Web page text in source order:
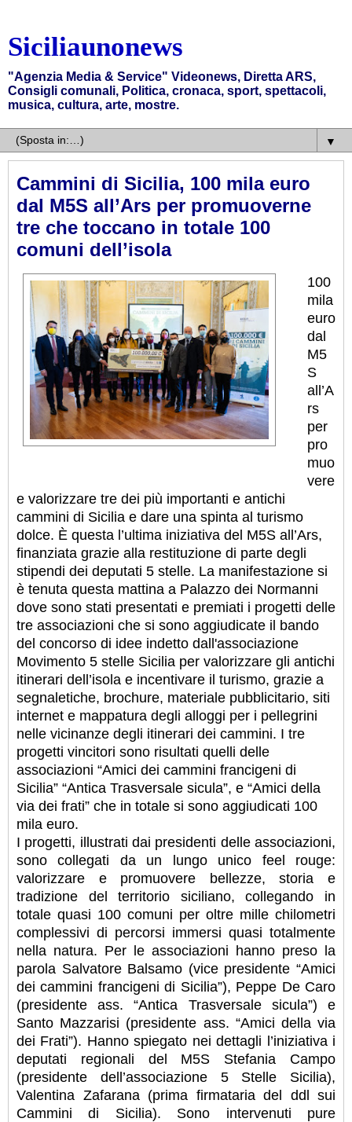
Siciliaunonews
"Agenzia Media & Service" Videonews, Diretta ARS,
Consigli comunali, Politica, cronaca, sport, spettacoli,
musica, cultura, arte, mostre.
▼
Cammini di Sicilia, 100 mila euro
dal M5S all’Ars per promuoverne
tre che toccano in totale 100
comuni dell’isola
100
mila
euro
dal
M5
S
all’A
rs
per
pro
muo
vere
e valorizzare tre dei più importanti e antichi
cammini di Sicilia e dare una spinta al turismo
dolce. È questa l’ultima iniziativa del M5S all’Ars,
finanziata grazie alla restituzione di parte degli
stipendi dei deputati 5 stelle. La manifestazione si
è tenuta questa mattina a Palazzo dei Normanni
dove sono stati presentati e premiati i progetti delle
tre associazioni che si sono aggiudicate il bando
del concorso di idee indetto dall'associazione
Movimento 5 stelle Sicilia per valorizzare gli antichi
itinerari dell’isola e incentivare il turismo, grazie a
segnaletiche, brochure, materiale pubblicitario, siti
internet e mappatura degli alloggi per i pellegrini
nelle vicinanze degli itinerari dei cammini. I tre
progetti vincitori sono risultati quelli delle
associazioni “Amici dei cammini francigeni di
Sicilia” “Antica Trasversale sicula”, e “Amici della
via dei frati” che in totale si sono aggiudicati 100
mila euro.
I progetti, illustrati dai presidenti delle associazioni,
sono collegati da un lungo unico feel rouge:
valorizzare e promuovere bellezze, storia e
tradizione del territorio siciliano, collegando in
totale quasi 100 comuni per oltre mille chilometri
complessivi di percorsi immersi quasi totalmente
nella natura. Per le associazioni hanno preso la
parola Salvatore Balsamo (vice presidente “Amici
dei cammini francigeni di Sicilia”), Peppe De Caro
(presidente ass. “Antica Trasversale sicula”) e
Santo Mazzarisi (presidente ass. “Amici della via
dei Frati”). Hanno spiegato nei dettagli l’iniziativa i
deputati regionali del M5S Stefania Campo
(presidente dell’associazione 5 Stelle Sicilia),
Valentina Zafarana (prima firmataria del ddl sui
Cammini di Sicilia). Sono intervenuti pure